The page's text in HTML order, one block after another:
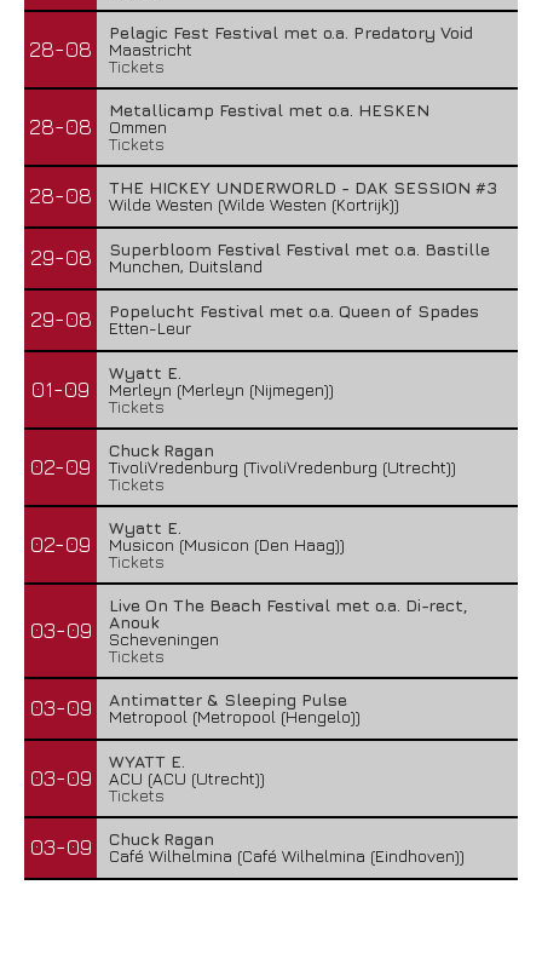
28-08
Pelagic Fest Festival met o.a. Predatory Void
Maastricht
Tickets
28-08
Metallicamp Festival met o.a. HESKEN
Ommen
Tickets
28-08
THE HICKEY UNDERWORLD - DAK SESSION #3
Wilde Westen (Wilde Westen (Kortrijk))
29-08
Superbloom Festival Festival met o.a. Bastille
Munchen, Duitsland
29-08
Popelucht Festival met o.a. Queen of Spades
Etten-Leur
01-09
Wyatt E.
Merleyn (Merleyn (Nijmegen))
Tickets
02-09
Chuck Ragan
TivoliVredenburg (TivoliVredenburg (Utrecht))
Tickets
02-09
Wyatt E.
Musicon (Musicon (Den Haag))
Tickets
03-09
Live On The Beach Festival met o.a. Di-rect,
Anouk
Scheveningen
Tickets
03-09
Antimatter & Sleeping Pulse
Metropool (Metropool (Hengelo))
03-09
WYATT E.
ACU (ACU (Utrecht))
Tickets
03-09
Chuck Ragan
Café Wilhelmina (Café Wilhelmina (Eindhoven))